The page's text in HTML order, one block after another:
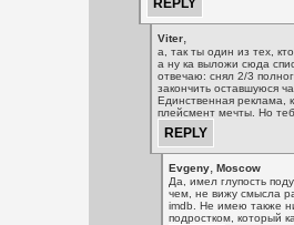
Viter,
а, так ты один из тех,
а ну ка выложи сюда
отвечаю: снял 2/3
закончить оставшуюся
Единственная реклама,
плейсмент мечты. Но
Evgeny, Moscow
Да, имел глупость
чем, не вижу смысла
imdb. Не имею также
подростком, который